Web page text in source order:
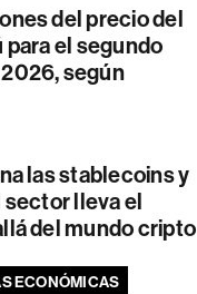
del precio del
para el segundo
según
las stablecoins y
sector lleva el
del mundo cripto
ECONÓMICAS